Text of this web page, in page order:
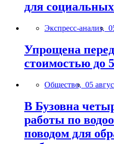
для
Экспресс-анализ,
Упрощена
стоимостью до
Общество, 05
В Бузовна
работы по
поводом для